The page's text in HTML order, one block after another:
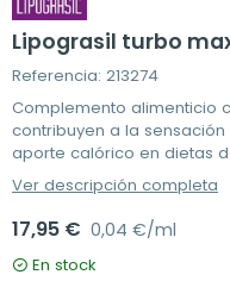
Lipograsil turbo
Referencia: 213274
Complemento alimenticio
contribuyen a la
aporte calórico en dietas
Ver descripción completa
17,95 € 0,04 €/ml
En stock